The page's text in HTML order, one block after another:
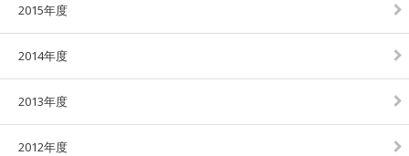
2015年度
2014年度
2013年度
2012年度